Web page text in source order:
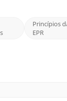
Princípios
EPR